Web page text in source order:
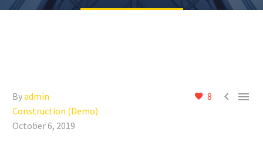
8  
Byadmin
Construction (Demo)
October 6, 2019